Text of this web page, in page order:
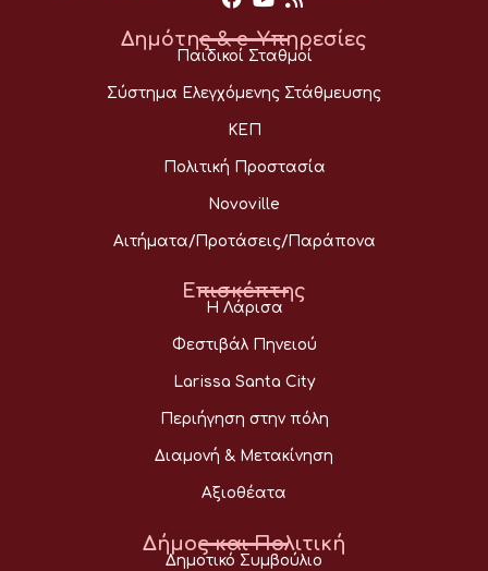
Δημότης & e-Υπηρεσίες
Παιδικοί Σταθμοί
Σύστημα Ελεγχόμενης Στάθμευσης
ΚΕΠ
Πολιτική Προστασία
Novoville
Αιτήματα/Προτάσεις/Παράπονα
Επισκέπτης
Η Λάρισα
Φεστιβάλ Πηνειού
Larissa Santa City
Περιήγηση στην πόλη
Διαμονή & Μετακίνηση
Αξιοθέατα
Δήμος και Πολιτική
Δημοτικό Συμβούλιο